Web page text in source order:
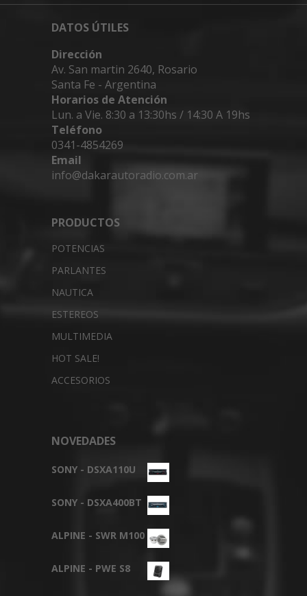
DATOS ÚTILES
Dirección
Av. San martin 2640, Rosario
Santa Fe - Argentina
Horarios de Atención
Lun. a Vie. 8:30 a 13:30hs / 14:30 A 19hs
Teléfono
0341-4854269
Email
info@dakarautoradio.com.ar
PRODUCTOS
POTENCIAS
PARLANTES
NAUTICA
ESTEREOS
MULTIMEDIA
HOT SALE!
ACCESORIOS
NOVEDADES
SONY - DSXA110U
SONY - DSXA400BT
ALPINE - SWR M100
ALPINE - PWE S8